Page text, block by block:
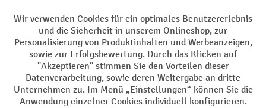
Facebook
YouTube
LinkedIn
Instagram
AGB Impressum Datenschutz